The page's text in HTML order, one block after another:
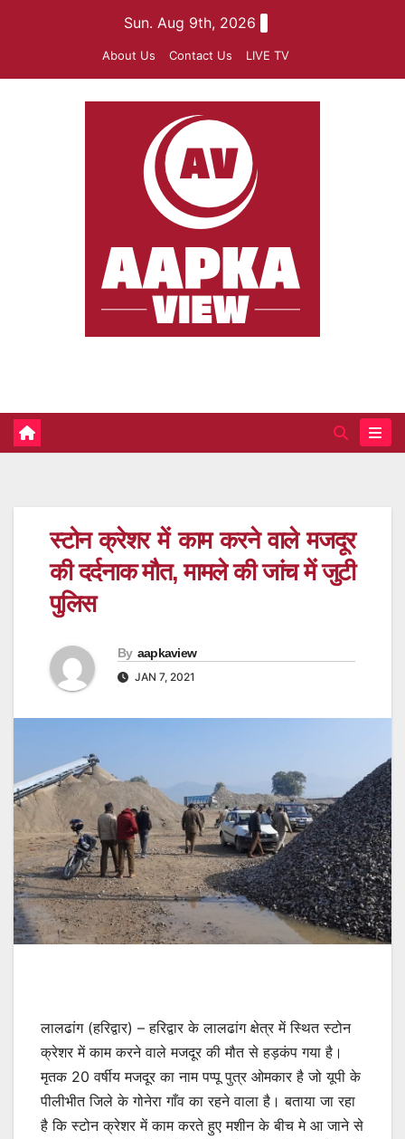
Sun. Aug 9th, 2026
About Us Contact Us LIVE TV
स्टोन क्रेशर में काम करने वाले मजदूर
की दर्दनाक मौत, मामले की जांच में जुटी
पुलिस
By aapkaview
JAN 7, 2021
लालढांग (हरिद्वार) – हरिद्वार के लालढांग क्षेत्र में स्थित स्टोन
क्रेशर में काम करने वाले मजदूर की मौत से हड़कंप गया है।
मृतक 20 वर्षीय मजदूर का नाम पप्पू पुत्र ओमकार है जो यूपी के
पीलीभीत जिले के गोनेरा गाँव का रहने वाला है। बताया जा रहा
है कि स्टोन क्रेशर में काम करते हुए मशीन के बीच मे आ जाने से